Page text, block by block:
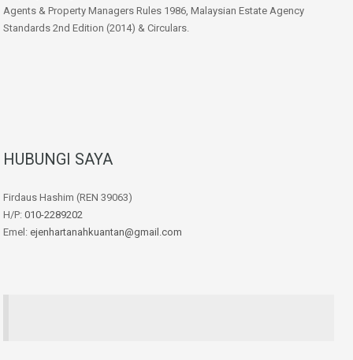
Agents & Property Managers Rules 1986, Malaysian Estate Agency
Standards 2nd Edition (2014) & Circulars.
HUBUNGI SAYA
Firdaus Hashim (REN 39063)
H/P: 010-2289202
Emel: ejenhartanahkuantan@gmail.com